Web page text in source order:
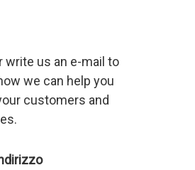
write us an e-mail to
we can help you
customers and